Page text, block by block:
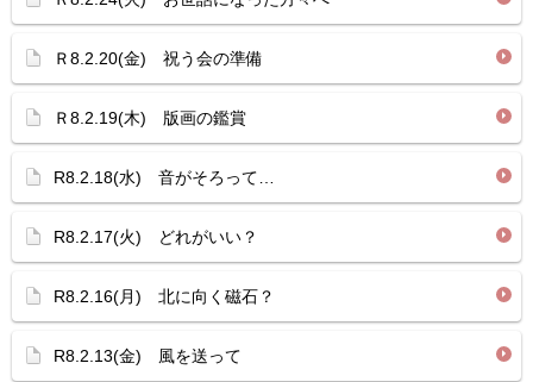
Ｒ8.2.20(金) 祝う会の準備
Ｒ8.2.19(木) 版画の鑑賞
R8.2.18(水) 音がそろって…
R8.2.17(火) どれがいい？
R8.2.16(月) 北に向く磁石？
R8.2.13(金) 風を送って